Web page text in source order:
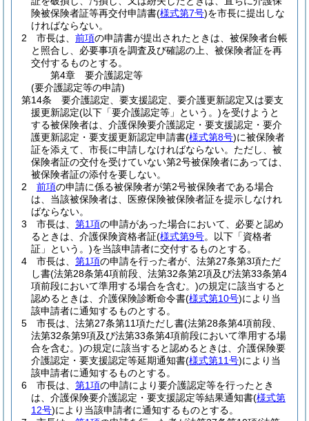
険被保険者証等再交付申請書(様式第7号)を市長に提出しな
ければならない。
2
市長は、 前項の申請書が提出されたときは、被保険者台帳
と照合し、必要事項を調査及び確認の上、被保険者証を再
交付するものとする。
第4章
要介護認定等
(要介護認定等の申請)
第14条
要介護認定、要支援認定、要介護更新認定又は要支
援更新認定(以下「要介護認定等」という。)を受けようと
する被保険者は、介護保険要介護認定・要支援認定・要介
護更新認定・要支援更新認定申請書(様式第8号)に被保険者
証を添えて、市長に申請しなければならない。 ただし、被
保険者証の交付を受けていない第2号被保険者にあっては、
被保険者証の添付を要しない。
2
前項の申請に係る被保険者が第2号被保険者である場合
は、当該被保険者は、医療保険被保険者証を提示しなけれ
ばならない。
3
市長は、 第1項の申請があった場合において、必要と認め
るときは、介護保険資格者証(様式第9号。以下「資格者
証」という。)を当該申請者に交付するものとする。
4
市長は、 第1項の申請を行った者が、法第27条第3項ただ
し書(法第28条第4項前段、法第32条第2項及び法第33条第4
項前段において準用する場合を含む。)の規定に該当すると
認めるときは、介護保険診断命令書(様式第10号)により当
該申請者に通知するものとする。
5
市長は、法第27条第11項ただし書(法第28条第4項前段、
法第32条第9項及び法第33条第4項前段において準用する場
合を含む。)の規定に該当すると認めるときは、介護保険要
介護認定・要支援認定等延期通知書(様式第11号)により当
該申請者に通知するものとする。
6
市長は、 第1項の申請により要介護認定等を行ったとき
は、介護保険要介護認定・要支援認定等結果通知書(様式第
12号)により当該申請者に通知するものとする。